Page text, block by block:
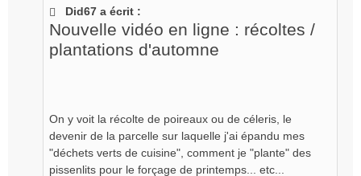
Did67 a écrit :
Nouvelle vidéo en ligne : récoltes /
plantations d'automne
On y voit la récolte de poireaux ou de céleris, le
devenir de la parcelle sur laquelle j'ai épandu mes
"déchets verts de cuisine", comment je "plante" des
pissenlits pour le forçage de printemps... etc...